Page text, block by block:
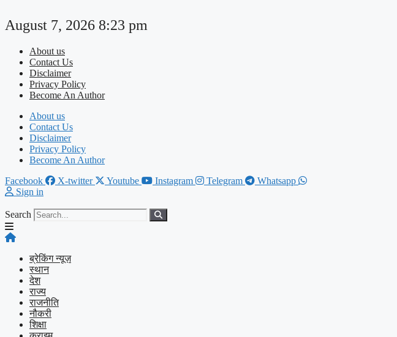
to
content
August 7, 2026 8:23 pm
About us
Contact Us
Disclaimer
Privacy Policy
Become An Author
About us
Contact Us
Disclaimer
Privacy Policy
Become An Author
Facebook
X-twitter Youtube Instagram Telegram
Whatsapp
Sign in
Search
ब्रेकिंग न्यूज़
स्थान
देश
राज्य
राजनीति
नौकरी
शिक्षा